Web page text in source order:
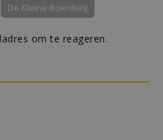
De Kleine Boerderij
om te reageren.